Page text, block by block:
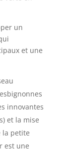
un
et une
innovantes
et la mise
la petite
est une